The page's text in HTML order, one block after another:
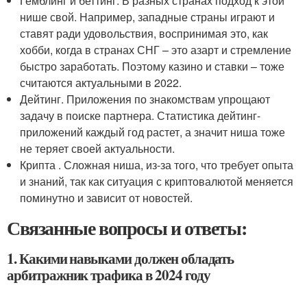
нише свой. Например, западные страны играют и
ставят ради удовольствия, воспринимая это, как
хобби, когда в странах СНГ – это азарт и стремление
быстро заработать. Поэтому казино и ставки – тоже
считаются актуальными в 2022.
Дейтинг. Приложения по знакомствам упрощают
задачу в поиске партнера. Статистика дейтинг-
приложений каждый год растет, а значит ниша тоже
не теряет своей актуальности.
Крипта . Сложная ниша, из-за того, что требует опыта
и знаний, так как ситуация с криптовалютой меняется
поминутно и зависит от новостей.
Связанные вопросы и ответы:
1. Какими навыками должен обладать
арбитражник трафика в 2024 году